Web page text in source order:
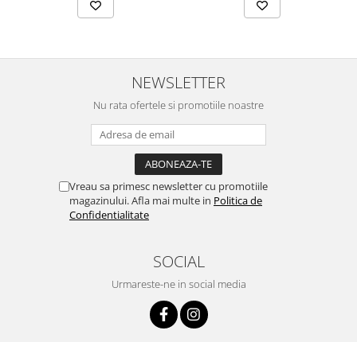
NEWSLETTER
Nu rata ofertele si promotiile noastre
Vreau sa primesc newsletter cu promotiile
magazinului. Afla mai multe in Politica de
Confidentialitate
SOCIAL
Urmareste-ne in social media